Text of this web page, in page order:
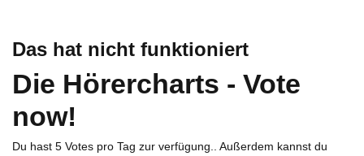
Das hat nicht funktioniert
Die Hörercharts - Vote
now!
Du hast 5 Votes pro Tag zur verfügung.. Außerdem kannst du